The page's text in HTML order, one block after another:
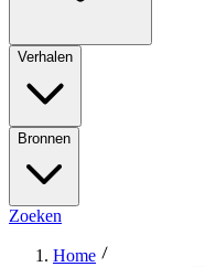
Verhalen
Bronnen
Zoeken
Home